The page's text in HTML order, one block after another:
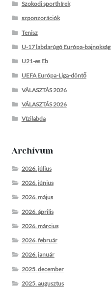
Szokodi sporthírek
szponzorációk
Tenisz
U-17 labdarúgó Európa-bajnokság
U21-es Eb
UEFA Európa-Liga-döntő
VÁLASZTÁS 2026
VÁLASZTÁS 2026
Vízilabda
Archívum
2026. július
2026. június
2026. május
2026. április
2026. március
2026. február
2026. január
2025. december
2025. augusztus